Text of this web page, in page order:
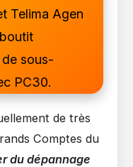
Telima Agen
sous-
PC30.
de très
Comptes du
du dépannage